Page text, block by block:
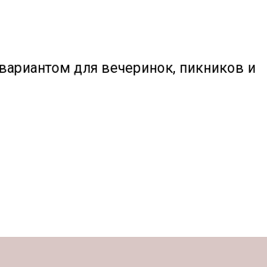
для вечеринок, пикников и